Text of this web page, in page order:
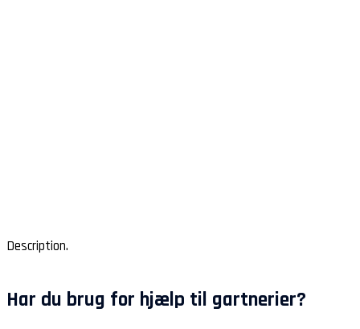
Description.
Har du brug for hjælp til gartnerier?